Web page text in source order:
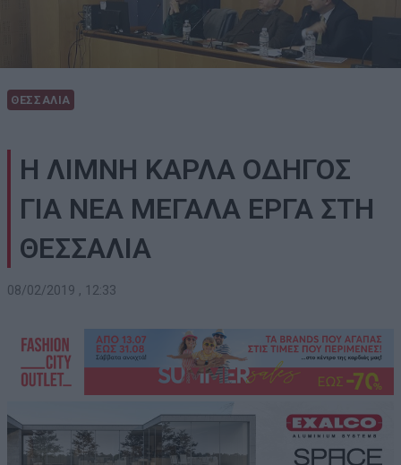
ΘΕΣΣΑΛΙΑ
Η ΛΙΜΝΗ ΚΑΡΛΑ ΟΔΗΓΟΣ
ΓΙΑ ΝΕΑ ΜΕΓΑΛΑ ΕΡΓΑ ΣΤΗ
ΘΕΣΣΑΛΙΑ
08/02/2019 , 12:33